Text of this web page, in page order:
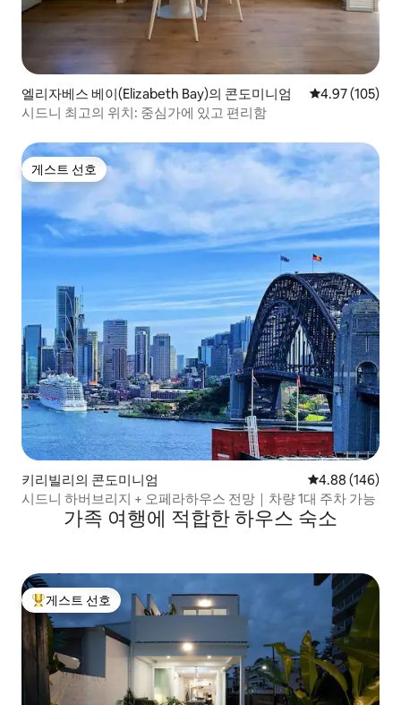
엘리자베스 베이(Elizabeth Bay)의 콘도미니엄 평점 4.97점(5
4.97 (105)
시드니 최고의 위치: 중심가에 있고 편리함
게스트 선호
게스트 선호
키리빌리의 콘도미니엄 평점 4.88점(5
4.88 (146)
시드니 하버브리지 + 오페라하우스 전망｜차량 1대 주차 가능
가족 여행에 적합한 하우스 숙소
상위 게스트 선호
게스트 선호